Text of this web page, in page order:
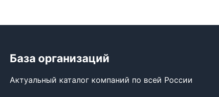
База организаций
Актуальный каталог компаний по всей России